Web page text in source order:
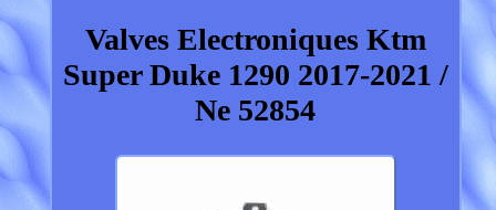
Valves Electroniques Ktm
Super Duke 1290 2017-2021 /
Ne 52854